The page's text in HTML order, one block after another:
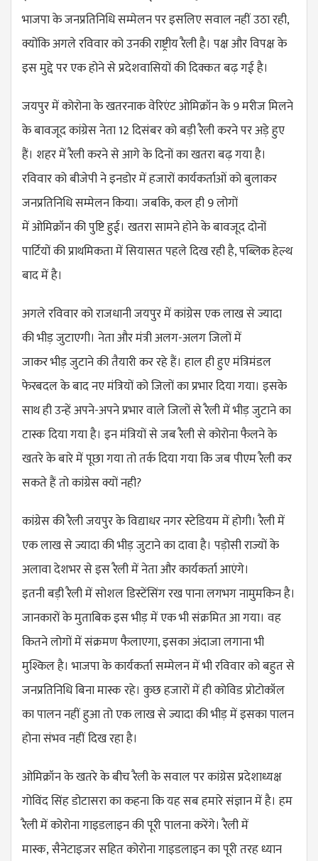
भाजपा के जनप्रतिनिधि सम्मेलन पर इसलिए सवाल नहीं उठा रही,
क्योंकि अगले रविवार को उनकी राष्ट्रीय रैली है। पक्ष और विपक्ष के
इस मुद्दे पर एक होने से प्रदेशवासियों की दिक्कत बढ़ गई है।
जयपुर में कोरोना के खतरनाक वेरिएंटओमिक्रॉनके 9 मरीज मिलने
के बावजूद कांग्रेस नेता 12 दिसंबर कोबड़ीरैली करने परअड़ेहुए
हैं। शहर में रैली करने से आगे के दिनों का खतरा बढ़ गया है।
रविवार को बीजेपी ने इनडोर में हजारों कार्यकर्ताओं को बुलाकर
जनप्रतिनिधि सम्मेलन किया। जबकि, कल ही 9 लोगों
मेंओमिक्रॉनकी पुष्टि हुई। खतरा सामने होने के बावजूद दोनों
पार्टियों की प्राथमिकता में सियासत पहले दिख रही है, पब्लिक हेल्थ
बाद में है।
अगले रविवार को राजधानी जयपुर में कांग्रेस एक लाख से ज्यादा
कीभीड़जुटाएगी। नेता और मंत्री अलग-अलग जिलों में
जाकरभीड़जुटाने की तैयारी कर रहे हैं। हाल ही हुए मंत्रिमंडल
फेरबदल के बाद नए मंत्रियों को जिलों का प्रभार दिया गया। इसके
साथ ही उन्हें अपने-अपने प्रभार वाले जिलों से रैली मेंभीड़जुटाने का
टास्क दिया गया है। इन मंत्रियों से जब रैली से कोरोना फैलने के
खतरे के बारे में पूछा गया तो तर्क दिया गया कि जब पीएम रैली कर
सकते हैं तो कांग्रेस क्योंनही?
कांग्रेस की रैली जयपुर के विद्याधर नगर स्टेडियम में होगी। रैली में
एक लाख से ज्यादा कीभीड़जुटाने का दावा है। पड़ोसीराज्यों के
अलावा देशभर से इस रैली में नेता और कार्यकर्ता आएंगे।
इतनीबड़ीरैली में सोशलडिस्टेंसिंगरख पाना लगभगनामु​मकिनहै।
जानकारों के मुताबिक इसभीड़में एक भी संक्रमित आ गया। वह
कितने लोगों में संक्रमण फैलाएगा, इसका अंदाजा लगाना भी
मुश्किल है। भाजपा के कार्यकर्ता सम्मेलन में भी रविवार को बहुत से
जनप्रतिनिधि बिना मास्क रहे। कुछ हजारों में हीकोविडप्रोटोकॉल
का पालन नहीं हुआ तो एक लाख से ज्यादा कीभीड़में इसका पालन
होना संभव नहीं दिख रहा है।
ओमिक्रॉनके खतरे के बीच रैली के सवाल पर कांग्रेस प्रदेशाध्यक्ष
गोविंद सिंहडोटासराका कहना कि यह सब हमारे संज्ञान में है। हम
रैली में कोरोना गाइडलाइन की पूरी पालना करेंगे। रैली में
मास्क,सैनेटाइजरसहित कोरोना गाइडलाइन का पूरी तरह ध्यान